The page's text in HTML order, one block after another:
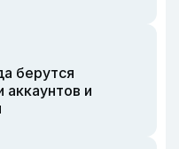
берутся
и